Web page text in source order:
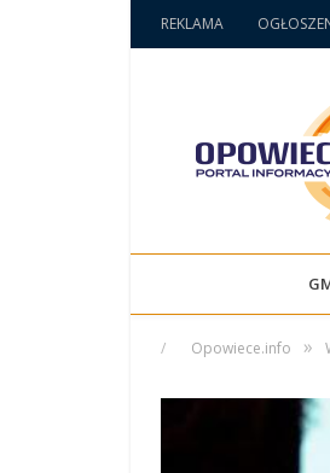
REKLAMA
/ Opowiece.info »